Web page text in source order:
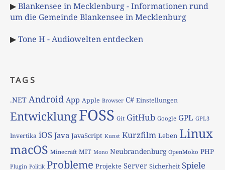
▶Blankensee in Mecklenburg - Informationen rund
um die Gemeinde Blankensee in Mecklenburg
▶Tone H - Audiowelten entdecken
TAGS
.NET Android App Apple Browser C# Einstellungen
EntwicklungFOSS Git GitHub Google GPL GPL3
Invertika iOS Java JavaScript Kunst Kurzfilm Leben Linux
macOS Minecraft MIT Mono Neubrandenburg OpenMoko PHP
Plugin Politik Probleme Projekte Server Sicherheit Spiele